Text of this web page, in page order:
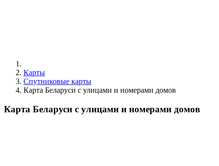
Карты
Спутниковые карты
Карта Беларуси с улицами и номерами домов
Карта Беларуси с улицами и номерами домов